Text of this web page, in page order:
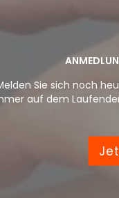
Sie sich noch
auf dem